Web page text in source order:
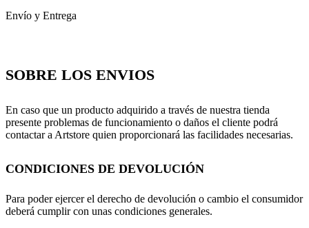
S/105.00.
Envío y Entrega
SOBRE LOS ENVIOS
En caso que un producto adquirido a través de nuestra tienda
presente problemas de funcionamiento o daños el cliente podrá
contactar a Artstore quien proporcionará las facilidades necesarias.
CONDICIONES DE DEVOLUCIÓN
Para poder ejercer el derecho de devolución o cambio el consumidor
deberá cumplir con unas condiciones generales.